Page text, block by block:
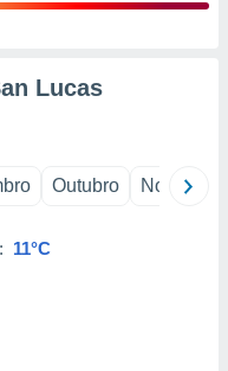
Lucas
Outubro Novembro
11°C